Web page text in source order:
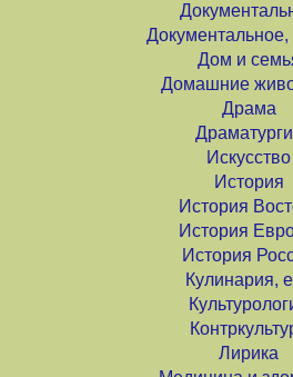
Документальное,
Дом и
Домашние
Драма
Искусство
История
История
История
История
Кулинария,
Лирика